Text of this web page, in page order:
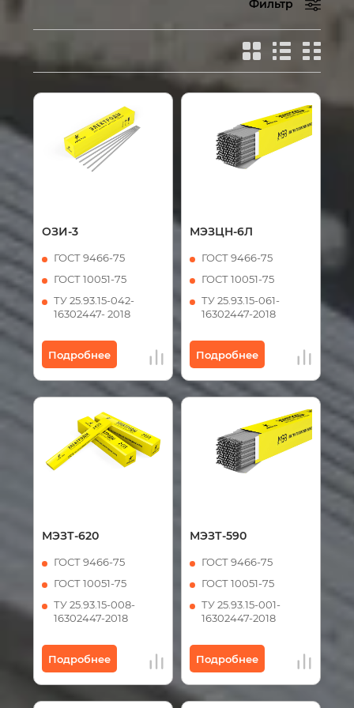
Фильтр
ОЗИ-3
ГОСТ 9466-75
ГОСТ 10051-75
ТУ 25.93.15-042-
16302447- 2018
Подробнее
МЭЗЦН-6Л
ГОСТ 9466-75
ГОСТ 10051-75
ТУ 25.93.15-061-
16302447-2018
Подробнее
МЭЗТ-620
ГОСТ 9466-75
ГОСТ 10051-75
ТУ 25.93.15-008-
16302447-2018
Подробнее
МЭЗТ-590
ГОСТ 9466-75
ГОСТ 10051-75
ТУ 25.93.15-001-
16302447-2018
Подробнее